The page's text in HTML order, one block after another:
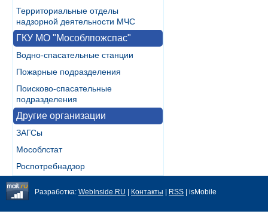
Территориальные отделы
надзорной деятельности МЧС
ГКУ МО "Мособлпожспас"
Водно-спасательные станции
Пожарные подразделения
Поисково-спасательные
подразделения
Другие организации
ЗАГСы
Мособлстат
Роспотребнадзор
Разработка: WebInside.RU Контакты RSS | isMobile